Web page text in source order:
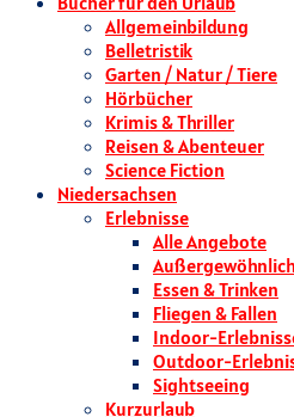
Allgemeinbildung
Belletristik
Garten / Natur / Tiere
Hörbücher
Krimis & Thriller
Reisen & Abenteuer
Science Fiction
Niedersachsen
Erlebnisse
Alle Angebote
Essen & Trinken
Fliegen & Fallen
Indoor-
Outdoor-
Sightseeing
Kurzurlaub